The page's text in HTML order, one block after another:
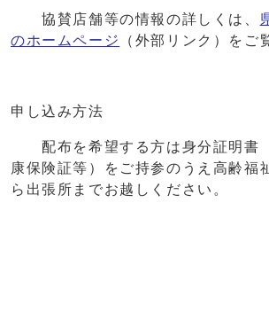
協賛店舗等の情報の詳しくは、
のホームページ
（外部リンク）をご
申し込み方法
配布を希望する方は身分証明書
康保険証等）をご持参のうえ高齢福
ら出張所までお越しください。